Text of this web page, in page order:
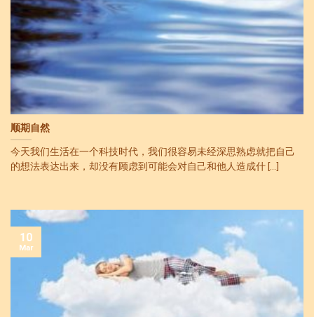
顺期自然
今天我们生活在一个科技时代，我们很容易未经深思熟虑就把自己
的想法表达出来，却没有顾虑到可能会对自己和他人造成什 [...]
10
Mar